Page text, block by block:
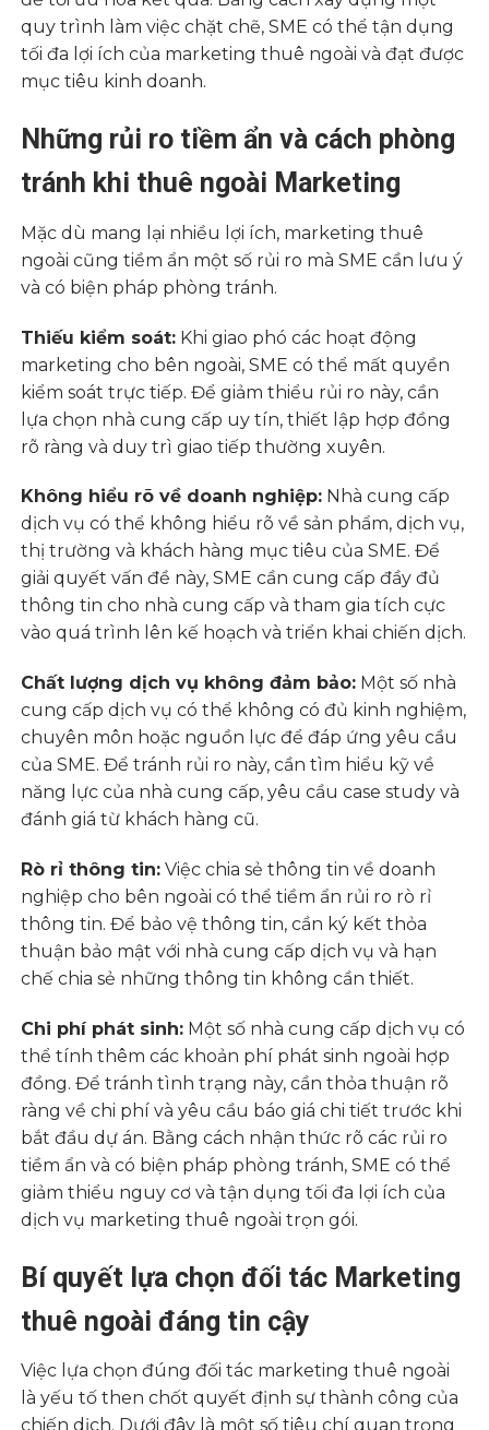
quy trình làm việc chặt chẽ, SME có thể tận dụng
tối đa lợi ích của marketing thuê ngoài và đạt được
mục tiêu kinh doanh.
Những rủi ro tiềm ẩn và cách phòng
tránh khi thuê ngoài Marketing
Mặc dù mang lại nhiều lợi ích, marketing thuê
ngoài cũng tiềm ẩn một số rủi ro mà SME cần lưu ý
và có biện pháp phòng tránh.
Thiếu kiểm soát: Khi giao phó các hoạt động
marketing cho bên ngoài, SME có thể mất quyền
kiểm soát trực tiếp. Để giảm thiểu rủi ro này, cần
lựa chọn nhà cung cấp uy tín, thiết lập hợp đồng
rõ ràng và duy trì giao tiếp thường xuyên.
Không hiểu rõ về doanh nghiệp: Nhà cung cấp
dịch vụ có thể không hiểu rõ về sản phẩm, dịch vụ,
thị trường và khách hàng mục tiêu của SME. Để
giải quyết vấn đề này, SME cần cung cấp đầy đủ
thông tin cho nhà cung cấp và tham gia tích cực
vào quá trình lên kế hoạch và triển khai chiến dịch.
Chất lượng dịch vụ không đảm bảo: Một số nhà
cung cấp dịch vụ có thể không có đủ kinh nghiệm,
chuyên môn hoặc nguồn lực để đáp ứng yêu cầu
của SME. Để tránh rủi ro này, cần tìm hiểu kỹ về
năng lực của nhà cung cấp, yêu cầu case study và
đánh giá từ khách hàng cũ.
Rò rỉ thông tin: Việc chia sẻ thông tin về doanh
nghiệp cho bên ngoài có thể tiềm ẩn rủi ro rò rỉ
thông tin. Để bảo vệ thông tin, cần ký kết thỏa
thuận bảo mật với nhà cung cấp dịch vụ và hạn
chế chia sẻ những thông tin không cần thiết.
Chi phí phát sinh: Một số nhà cung cấp dịch vụ có
thể tính thêm các khoản phí phát sinh ngoài hợp
đồng. Để tránh tình trạng này, cần thỏa thuận rõ
ràng về chi phí và yêu cầu báo giá chi tiết trước khi
bắt đầu dự án. Bằng cách nhận thức rõ các rủi ro
tiềm ẩn và có biện pháp phòng tránh, SME có thể
giảm thiểu nguy cơ và tận dụng tối đa lợi ích của
dịch vụ marketing thuê ngoài trọn gói.
Bí quyết lựa chọn đối tác Marketing
thuê ngoài đáng tin cậy
Việc lựa chọn đúng đối tác marketing thuê ngoài
là yếu tố then chốt quyết định sự thành công của
chiến dịch. Dưới đây là một số tiêu chí quan trọng